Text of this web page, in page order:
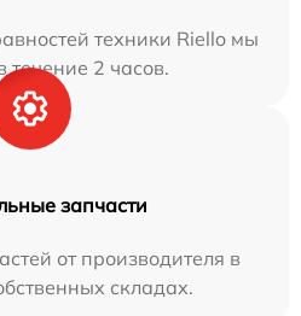
техники Riello мы
течение 2 часов.
запчасти
от производителя в
складах.